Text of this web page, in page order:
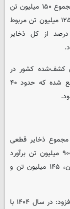
تشریح وضعیت ذخایر معدنی استان اظهار کرد: از مجموع ۱۵۰ میلیون تن
ذخیره قطعی کشف‌شده مس کشور در سال ۱۴۰۴، ۱۲۵ میلیون تن مربوط
به سیستان و بلوچستان است که معادل ۸۴ درصد از کل ذخایر
۲۴ تن ذخایر طلای کشف‌شده کشور در
سال ۱۴۰۴، ۹ تن آن در سیستان و بلوچستان واقع شده که حدود ۴۰
ذخایر قطعی
معدنی کشف‌شده کشور در سال ۱۴۰۴ نزدیک به ۹۰۰ میلیون تن برآورد
می‌شود که سهم سیستان و بلوچستان از این میزان، ۱۴۵ میلیون تن و
شهرکی با اشاره به جایگاه استان در حوزه اکتشاف افزود: در سال ۱۴۰۴ با